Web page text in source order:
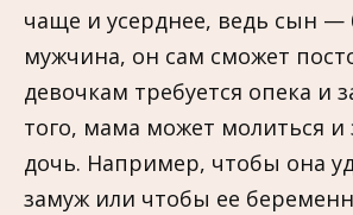
чаще и усерднее, ведь сын —
мужчина, он сам сможет
девочкам требуется опека и
того, мама может молиться и
дочь. Например, чтобы она
замуж или чтобы ее